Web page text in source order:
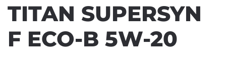
TITAN SUPERSYN
F ECO-B 5W-20